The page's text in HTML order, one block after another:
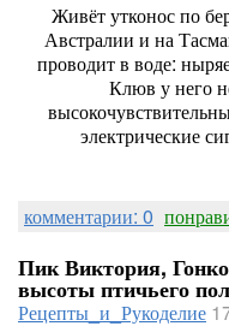
Живётутконоспо
Австралии и на
проводитв воде:
Клюв унего
электрические
комментарии: 0
Пик Виктория,
высоты птичьего
Рецепты_и_Рукоделие